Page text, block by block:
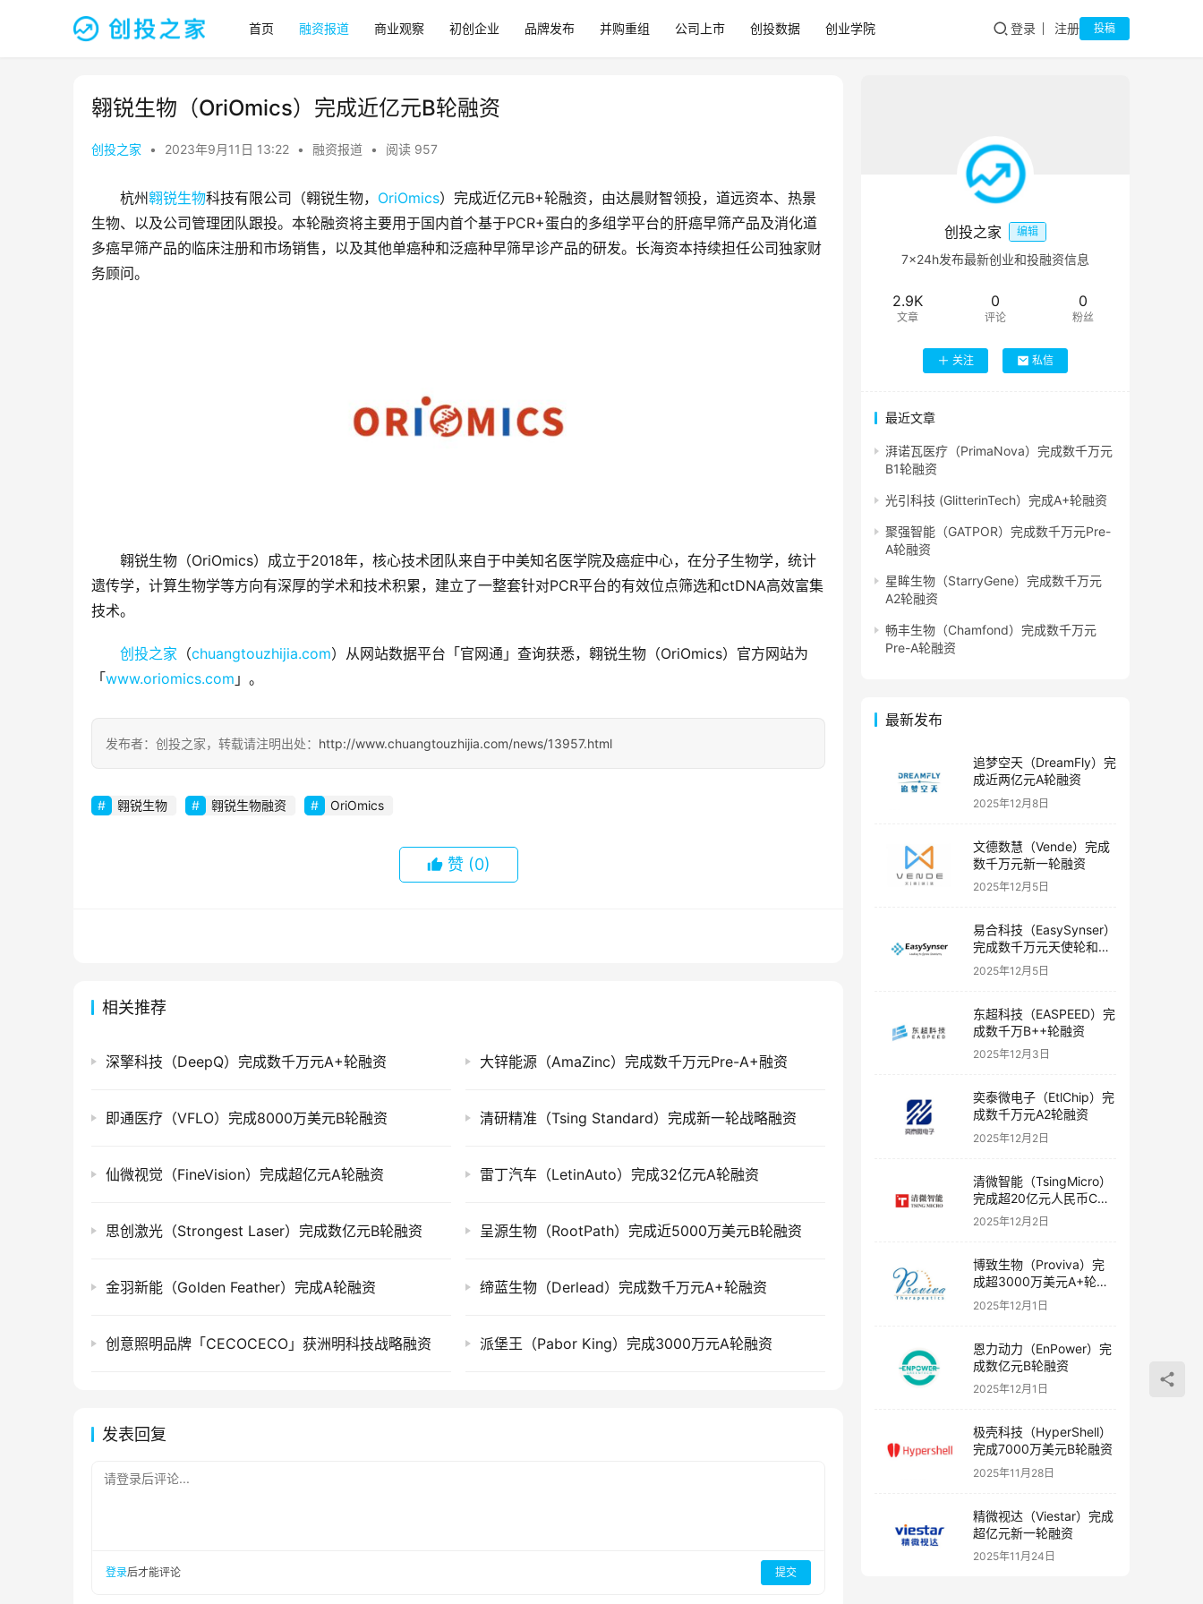
首页 融资报道 商业观察 初创企业 品牌发布 并购重组 公司上市 创投数据 创业学院 登录 注册 投稿
翱锐生物（OriOmics）完成近亿元B轮融资
创投之家 • 2023年9月11日 13:22 • 融资报道 • 阅读 957
杭州翱锐生物科技有限公司（翱锐生物， OriOmics）完成近亿元B+轮融资，由达晨财智领投，道远资本、热景
生物、以及公司管理团队跟投。本轮融资将主要用于国内首个基于PCR+蛋白的多组学平台的肝癌早筛产品及消化道
多癌早筛产品的临床注册和市场销售，以及其他单癌种和泛癌种早筛早诊产品的研发。长海资本持续担任公司独家财
务顾问。
翱锐生物（OriOmics）成立于2018年，核心技术团队来自于中美知名医学院及癌症中心，在分子生物学，统计
遗传学，计算生物学等方向有深厚的学术和技术积累，建立了一整套针对PCR平台的有效位点筛选和ctDNA高效富集
技术。
创投之家 （chuangtouzhijia.com）从网站数据平台「官网通」查询获悉，翱锐生物（OriOmics）官方网站为
「www.oriomics.com 」。
发布者：创投之家，转载请注明出处： http://www.chuangtouzhijia.com/news/13957.html
翱锐生物 翱锐生物融资 OriOmics
赞 (0)
相关推荐
深擎科技（DeepQ）完成数千万元A+轮融资 大锌能源（AmaZinc）完成数千万元Pre-A+融资
即通医疗（VFLO）完成8000万美元B轮融资 清研精准（Tsing Standard）完成新一轮战略融资
仙微视觉（FineVision）完成超亿元A轮融资 雷丁汽车（LetinAuto）完成32亿元A轮融资
思创激光（Strongest Laser）完成数亿元B轮融资 呈源生物（RootPath）完成近5000万美元B轮融资
金羽新能（Golden Feather）完成A轮融资 缔蓝生物（Derlead）完成数千万元A+轮融资
创意照明品牌「CECOCECO」获洲明科技战略融资 派堡王（Pabor King）完成3000万元A轮融资
发表回复
请登录后评论...
登录后才能评论 提交
创投之家 编辑
7×24h发布最新创业和投融资信息
2.9K
文章
0
评论
0
粉丝
关注 私信
最近文章
湃诺瓦医疗（PrimaNova）完成数千万元
B1轮融资
光引科技 (GlitterinTech）完成A+轮融资
聚强智能（GATPOR）完成数千万元Pre-
A轮融资
星眸生物（StarryGene）完成数千万元
A2轮融资
畅丰生物（Chamfond）完成数千万元
Pre-A轮融资
最新发布
追梦空天（DreamFly）完
成近两亿元A轮融资
2025年12月8日
文德数慧（Vende）完成
数千万元新一轮融资
2025年12月5日
易合科技（EasySynser）
完成数千万元天使轮和天
使+轮融资
2025年12月5日
东超科技（EASPEED）完
成数千万B++轮融资
2025年12月3日
奕泰微电子（EtlChip）完
成数千万元A2轮融资
2025年12月2日
清微智能（TsingMicro）
完成超20亿元人民币C轮
融资
2025年12月2日
博致生物（Proviva）完
成超3000万美元A+轮融
资
2025年12月1日
恩力动力（EnPower）完
成数亿元B轮融资
2025年12月1日
极壳科技（HyperShell）
完成7000万美元B轮融资
2025年11月28日
精微视达（Viestar）完成
超亿元新一轮融资
2025年11月24日